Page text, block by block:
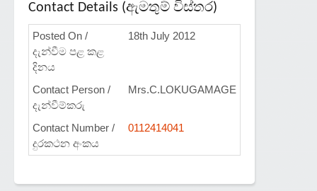
Contact Details (ඇමතුම් විස්තර)
Posted On /
දැන්වීම පළ කළ
දිනය
18th July 2012
Contact Person /
දැන්වීම්කරු
Mrs.C.LOKUGAMAGE
Contact Number /
දුරකථන අංකය
0112414041